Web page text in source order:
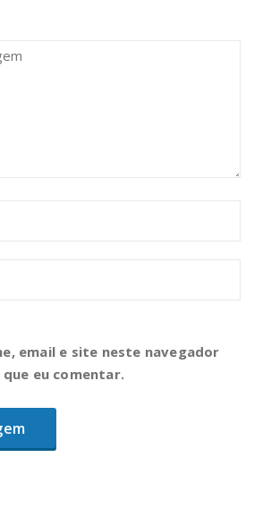
email e site neste navegador
eu comentar.